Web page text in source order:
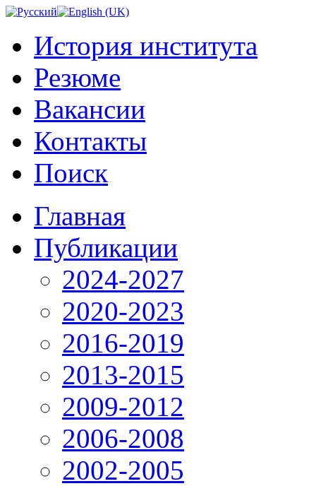
История института
Резюме
Вакансии
Контакты
Поиск
Главная
Публикации
2024-2027
2020-2023
2016-2019
2013-2015
2009-2012
2006-2008
2002-2005